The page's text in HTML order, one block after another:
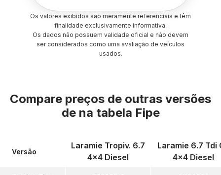
Os valores exibidos são meramente referenciais e têm
finalidade exclusivamente informativa.
Os dados não possuem validade oficial e não devem
ser considerados como uma avaliação de veículos
usados.
Compare preços de outras versões
de na tabela Fipe
Versão
Laramie Tropiv. 6.7
4x4 Diesel
Laramie 6.7 Tdi
4x4 Diesel